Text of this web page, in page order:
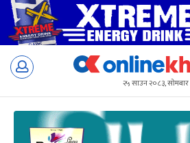
Skip
२५ साउन २०८३, सोमबार